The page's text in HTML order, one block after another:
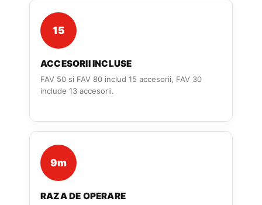
15
ACCESORII INCLUSE
FAV 50 si FAV 80 includ 15 accesorii, FAV 30
include 13 accesorii.
9m
RAZA DE OPERARE